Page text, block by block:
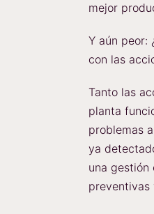
mejor
Y aún peor:
con las
Tanto las
planta
problemas
ya
una gestión
preventivas